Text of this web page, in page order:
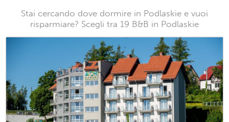
Stai cercando dove dormire in Podlaskie e vuoi
risparmiare? Scegli tra 19 B&B in Podlaskie